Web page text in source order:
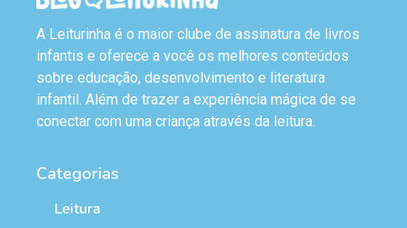
A Leiturinha é o maior clube de assinatura de livros
infantis e oferece a você os melhores conteúdos
sobre educação, desenvolvimento e literatura
infantil. Além de trazer a experiência mágica de se
conectar com uma criança através da leitura.
Categorias
Leitura